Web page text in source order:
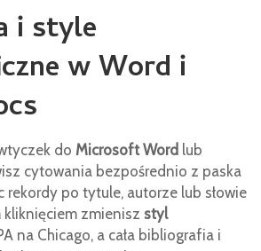
i style
w Word i
do Microsoft Word lub
cytowania bezpośrednio z paska
rekordy po tytule, autorze lub słowie
kliknięciem zmienisz styl
na Chicago, a cała bibliografia i